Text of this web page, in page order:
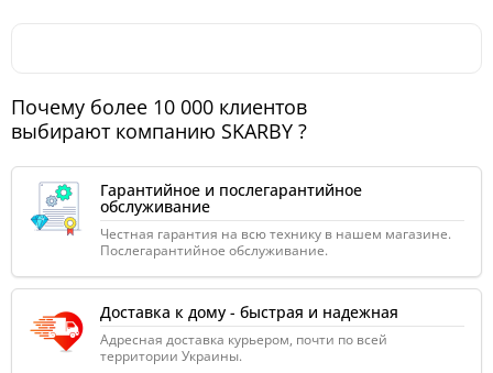
Почему более 10 000 клиентов
выбирают компанию SKARBY ?
Гарантийное и послегарантийное
обслуживание
Честная гарантия на всю технику в нашем магазине.
Послегарантийное обслуживание.
Доставка к дому - быстрая и надежная
Адресная доставка курьером, почти по всей
территории Украины.